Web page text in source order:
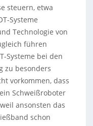
steuern, etwa
Systeme
Technologie von
führen
Systeme bei den
zu besonders
vorkommen, dass
Schweißroboter
ansonsten das
schon